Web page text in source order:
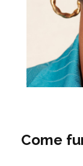
Come